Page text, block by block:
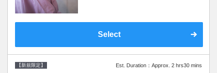
Select
【新規限定】 Est. Duration：Approx. 2 hrs30 mins